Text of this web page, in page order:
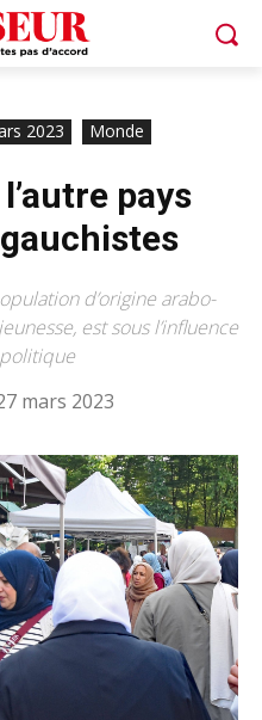
2023 Monde
pays
d’origine arabo-
est sous l’influence
mars 2023